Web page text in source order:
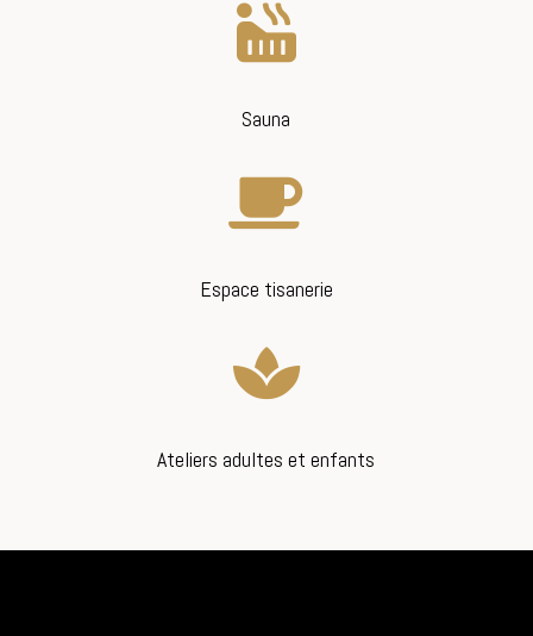

Sauna

Espace tisanerie

Ateliers adultes et enfants